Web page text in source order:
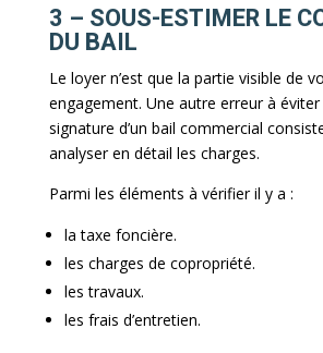
3 – SOUS-ESTIMER LE
DU BAIL
Le loyer n’est que la partie visible de
engagement. Une autre erreur à
signature d’un bail commercial
analyser en détail les charges.
Parmi les éléments à vérifier il y a :
la taxe foncière.
les charges de copropriété.
les travaux.
les frais d’entretien.